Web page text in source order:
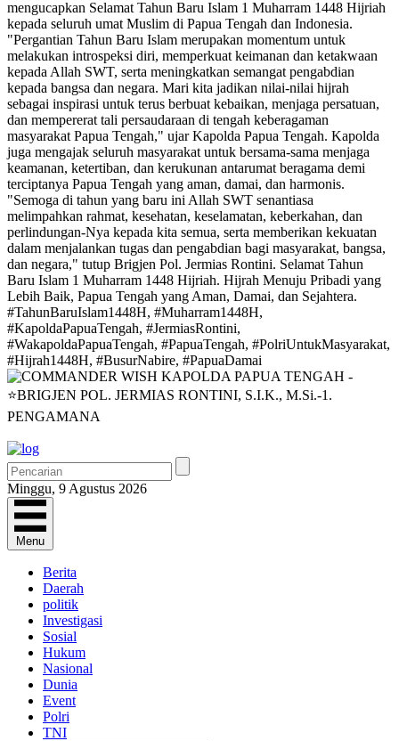
Minggu, 9 Agustus 2026
Menu
Berita
Daerah
politik
Investigasi
Sosial
Hukum
Nasional
Dunia
Event
Polri
TNI